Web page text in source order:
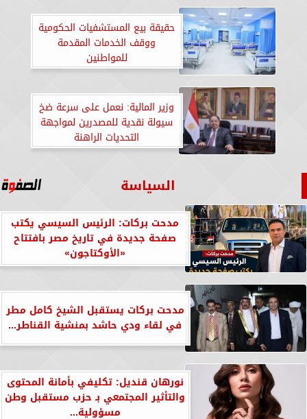
حقيقة بيع المستشفيات الحكومية
ووقف الخدمات المقدمة
للمواطنين
وزير المالية: نعمل على سرعة ضخ
سيولة نقدية للمصدرين لمواجهة
التحديات الراهنة
السياسة
مدحت بركات: الرئيس السيسي يكتب
صفحة جديدة في تاريخ مصر بافتتاح
«الأوكتاجون»
مدحت بركات يستقبل الشيخ كامل مطر
في لقاء ودي حاشد بمنشية القناطر...
نورهان قنديل: تكليفي بأمانة المحتوى
والتأثير المجتمعي بـ حزب مستقبل وطن
مسؤولية...